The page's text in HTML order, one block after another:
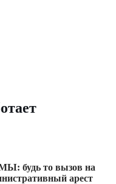
будь то вызов на
арест